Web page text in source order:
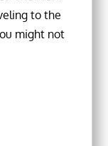
to the
might not